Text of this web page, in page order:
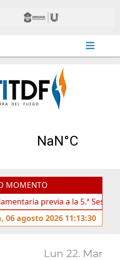
MOMENTO
previa a la 5.ª Sesión
06 agosto 2026 11:13:30
Lun 22. Mar